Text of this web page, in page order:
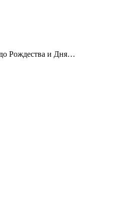
Рождества и Дня…